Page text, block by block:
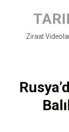
Ziraat